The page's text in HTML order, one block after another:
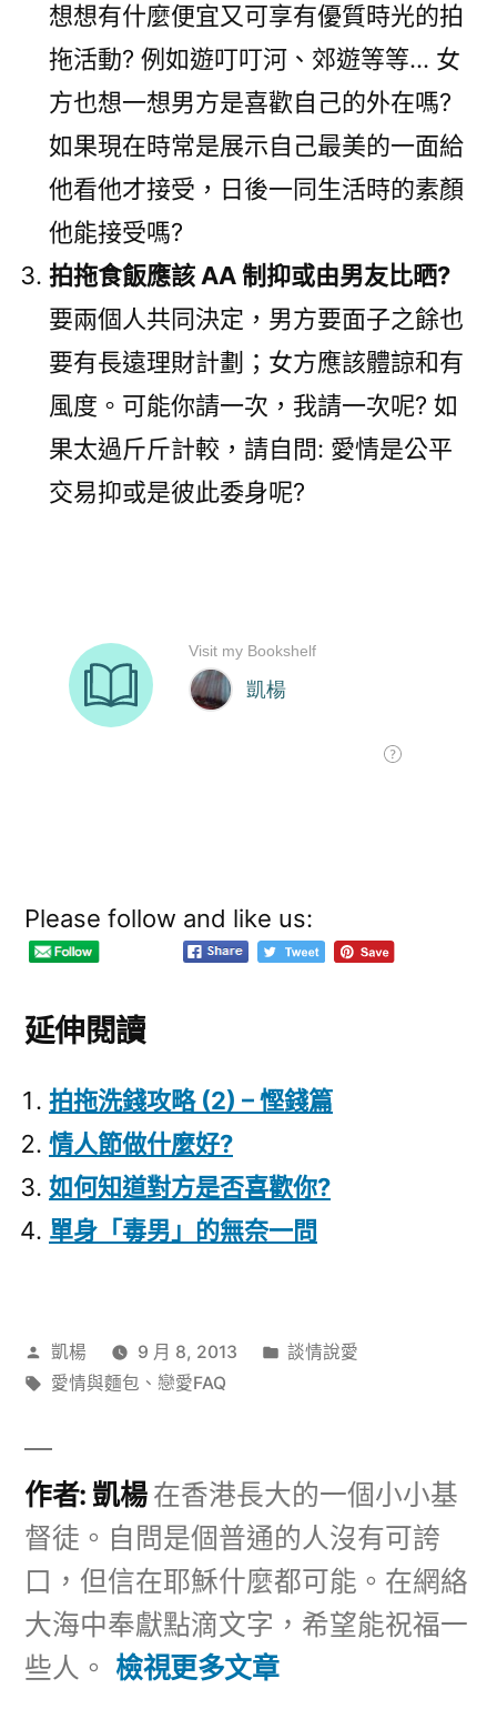
想想有什麼便宜又可享有優質時光的拍
拖活動? 例如遊叮叮河、郊遊等等… 女
方也想一想男方是喜歡自己的外在嗎?
如果現在時常是展示自己最美的一面給
他看他才接受，日後一同生活時的素顏
他能接受嗎?
拍拖食飯應該 AA 制抑或由男友比晒?
要兩個人共同決定，男方要面子之餘也
要有長遠理財計劃；女方應該體諒和有
風度。可能你請一次，我請一次呢? 如
果太過斤斤計較，請自問: 愛情是公平
交易抑或是彼此委身呢?
Please follow and like us:
延伸閱讀
拍拖洗錢攻略 (2) – 慳錢篇
情人節做什麼好?
如何知道對方是否喜歡你?
單身「毒男」的無奈一問
作
者:
凱楊 9 月 8, 2013
分
談情說愛
標
愛情與麵包 、 戀愛FAQ
作者: 凱楊 在香港長大的一個小小基
督徒。自問是個普通的人沒有可誇
口，但信在耶穌什麼都可能。在網絡
大海中奉獻點滴文字，希望能祝福一
些人。 檢視更多文章